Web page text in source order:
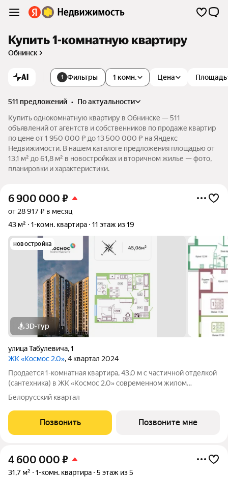
Купить 1-комнатную квартиру
Обнинск
AI 1 Фильтры 1 комн. Цена Площадь
511 предложений •
по актуальности
Купить однокомнатную квартиру в Обнинске — 511
объявлений от агентств и собственников по продаже квартир
по цене от 1 950 000 ₽ до 13 500 000 ₽ на Яндекс
Недвижимости. В нашем каталоге предложения площадью от
13,1 м² до 61,8 м² в новостройках и вторичном жилье — фото,
планировки и характеристики.
6 900 000 ₽
от 28 917 ₽ в месяц
43 м²
1-комн. квартира 11 этаж из 19
новостройка
3D-тур
улица Табулевича,1
ЖК «Космос 2.0», 4 квартал 2024
Продается 1-комнатная квартира, 43,0 м с частичной отделкой
(сантехника) в ЖК «Космос 2.0» современном жилом
комплексе в районе Заовражье. В квартире выполнены
базовые сантехнические работы: подготовлены точки
подключения водоснабжения и
Белорусский квартал
Позвонить Позвоните мне
4 600 000 ₽
31,7 м² 1-комн. квартира 5 этаж из 5